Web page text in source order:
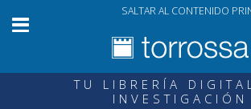
SALTAR AL CONTENIDO
TU LIBRERÍA
INVESTIGACIÓN